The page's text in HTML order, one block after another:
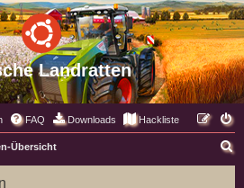
Landratten
FAQ Downloads Hackliste
Übersicht
u